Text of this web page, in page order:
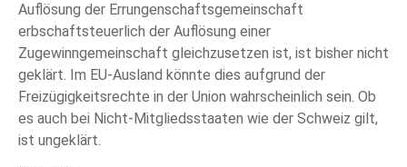
Auflösung der Errungenschaftsgemeinschaft
erbschaftsteuerlich der Auflösung einer
Zugewinngemeinschaft gleichzusetzen ist, ist bisher nicht
geklärt. Im EU-Ausland könnte dies aufgrund der
Freizügigkeitsrechte in der Union wahrscheinlich sein. Ob
es auch bei Nicht-Mitgliedsstaaten wie der Schweiz gilt,
ist ungeklärt.